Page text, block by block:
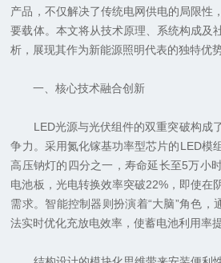
产品，不仅解决了传统电网供电的局限性
要载体。本文将从技术原理、系统构成及
析，展现其作为新能源照明代表的独特优势
一、核心技术融合创新
LED光源与光伏组件的双重突破构成
争力。采用氮化镓基功率型芯片的LED模
高压钠灯的四分之一，寿命延长至5万小
电池板，光电转换效率突破22%，即使在
需求。智能控制器则扮演着“大脑”角色，
法实时优化充放电效率，使蓄电池利用率提